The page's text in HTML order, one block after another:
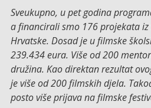
Sveukupno, u pet godina
a financirali smo 176 projekata
Hrvatske. Dosad je u filmske
239.434 eura. Više od 200
družina. Kao direktan rezultat
je više od 200 filmskih djela.
posto više prijava na filmske